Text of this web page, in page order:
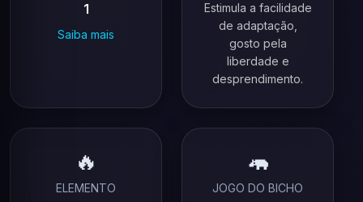
1
Saiba mais
Estimula a facilidade
de adaptação,
gosto pela
liberdade e
desprendimento.
🔥
ELEMENTO
🦛
JOGO DO BICHO